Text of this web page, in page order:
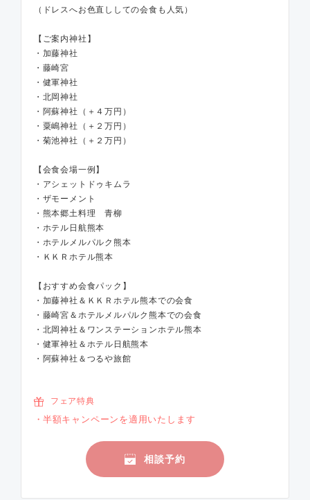
（ドレスへお色直ししての会食も人気）
【ご案内神社】
・加藤神社
・藤崎宮
・健軍神社
・北岡神社
・阿蘇神社（＋４万円）
・粟嶋神社（＋２万円）
・菊池神社（＋２万円）
【会食会場一例】
・アシェットドゥキムラ
・ザモーメント
・熊本郷土料理 青柳
・ホテル日航熊本
・ホテルメルパルク熊本
・ＫＫＲホテル熊本
【おすすめ会食パック】
・加藤神社＆ＫＫＲホテル熊本での会食
・藤崎宮＆ホテルメルパルク熊本での会食
・北岡神社＆ワンステーションホテル熊本
・健軍神社＆ホテル日航熊本
・阿蘇神社＆つるや旅館
フェア特典
半額キャンペーンを適用いたします
相談予約